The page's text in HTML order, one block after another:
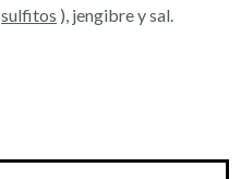
sulfitos ), jengibre y sal.